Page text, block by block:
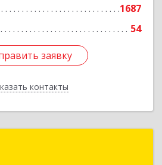
1687
54
заявку
контакты
заявку
Назад